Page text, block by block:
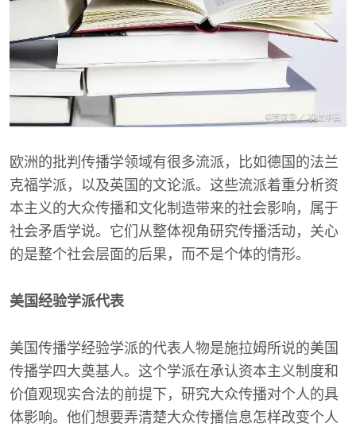
欧洲的批判传播学领域有很多流派，比如德国的法兰
克福学派，以及英国的文论派。这些流派着重分析资
本主义的大众传播和文化制造带来的社会影响，属于
社会矛盾学说。它们从整体视角研究传播活动，关心
的是整个社会层面的后果，而不是个体的情形。
美国经验学派代表
美国传播学经验学派的代表人物是施拉姆所说的美国
传播学四大奠基人。这个学派在承认资本主义制度和
价值观现实合法的前提下，研究大众传播对个人的具
体影响。他们想要弄清楚大众传播信息怎样改变个人